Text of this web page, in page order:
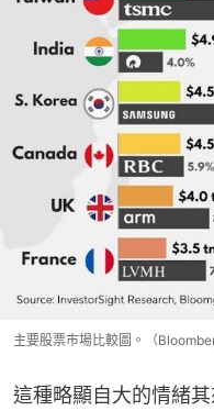
主要股票市場比較圖。（
這種略顯自大的情緒